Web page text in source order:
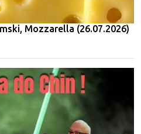
Mozzarella (26.07.2026)